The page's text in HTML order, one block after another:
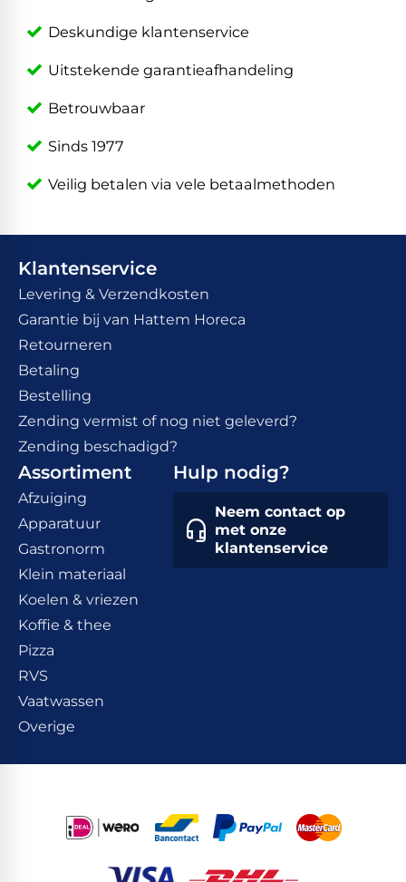
Deskundige klantenservice
Uitstekende garantieafhandeling
Betrouwbaar
Sinds 1977
Veilig betalen via vele betaalmethoden
Klantenservice
Levering & Verzendkosten
Garantie bij van Hattem Horeca
Retourneren
Betaling
Bestelling
Zending vermist of nog niet geleverd?
Zending beschadigd?
Assortiment
Afzuiging
Apparatuur
Gastronorm
Klein materiaal
Koelen & vriezen
Koffie & thee
Pizza
RVS
Vaatwassen
Overige
Hulp nodig?
Neem contact op
met onze
klantenservice